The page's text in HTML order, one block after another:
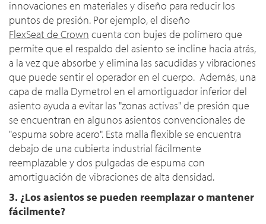
innovaciones en materiales y diseño para reducir los
puntos de presión. Por ejemplo, el diseño
FlexSeat de Crown cuenta con bujes de polímero que
permite que el respaldo del asiento se incline hacia atrás,
a la vez que absorbe y elimina las sacudidas y vibraciones
que puede sentir el operador en el cuerpo. Además, una
capa de malla Dymetrol en el amortiguador inferior del
asiento ayuda a evitar las "zonas activas" de presión que
se encuentran en algunos asientos convencionales de
"espuma sobre acero". Esta malla flexible se encuentra
debajo de una cubierta industrial fácilmente
reemplazable y dos pulgadas de espuma con
amortiguación de vibraciones de alta densidad.
3. ¿Los asientos se pueden reemplazar o mantener
fácilmente?